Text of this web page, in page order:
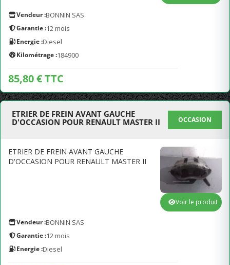
Vendeur :BONNIN SAS
Garantie :12 mois
Energie :Diesel
Kilométrage :184900
85,80 € TTC
ETRIER DE FREIN AVANT GAUCHE
D'OCCASION POUR RENAULT MASTER II
OCCASION
ETRIER DE FREIN AVANT GAUCHE
D'OCCASION POUR RENAULT MASTER II
Vendeur :BONNIN SAS
Garantie :12 mois
Energie :Diesel
Voir le produit